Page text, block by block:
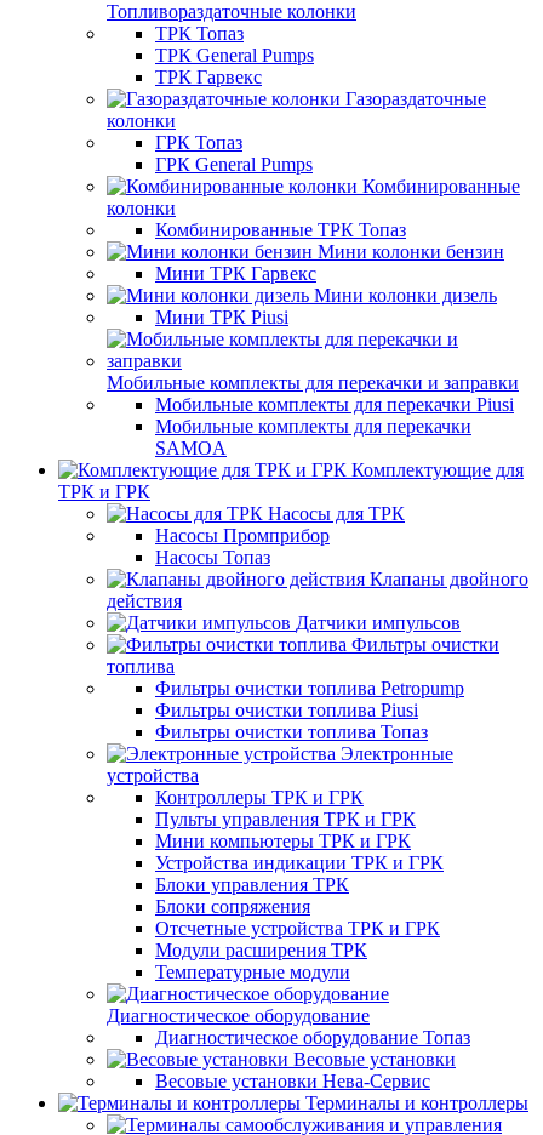
Топливораздаточные колонки
ТРК Топаз
ТРК General Pumps
ТРК Гарвекс
Газораздаточные
колонки
ГРК Топаз
ГРК General Pumps
Комбинированные
колонки
Комбинированные ТРК Топаз
Мини колонки бензин
Мини ТРК Гарвекс
Мини колонки дизель
Мини ТРК Piusi
Мобильные комплекты для перекачки и заправки
Мобильные комплекты для перекачки Piusi
Мобильные комплекты для перекачки
SAMOA
Комплектующие для
ТРК и ГРК
Насосы для ТРК
Насосы Промприбор
Насосы Топаз
Клапаны двойного
действия
Датчики импульсов
Фильтры очистки
топлива
Фильтры очистки топлива Petropump
Фильтры очистки топлива Piusi
Фильтры очистки топлива Топаз
Электронные
устройства
Контроллеры ТРК и ГРК
Пульты управления ТРК и ГРК
Мини компьютеры ТРК и ГРК
Устройства индикации ТРК и ГРК
Блоки управления ТРК
Блоки сопряжения
Отсчетные устройства ТРК и ГРК
Модули расширения ТРК
Температурные модули
Диагностическое оборудование
Диагностическое оборудование Топаз
Весовые установки
Весовые установки Нева-Сервис
Терминалы и контроллеры